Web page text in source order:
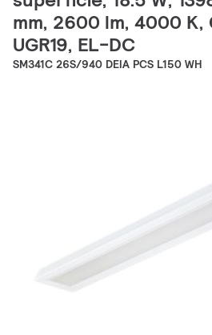
mm, 2600 lm, 4000 K,
UGR19, EL-DC
SM341C 26S/940 DEIA PCS L150 WH